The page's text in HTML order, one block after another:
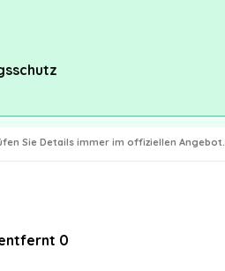
Sie Details immer im offiziellen Angebot.
0